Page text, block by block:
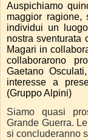
Auspichiamo
maggior
individui un
nostra sventurata
Magari in
collaborarono
Gaetano
interesse a
(Gruppo Alpini)
Siamo quasi
Grande Guerra.
si concluderanno